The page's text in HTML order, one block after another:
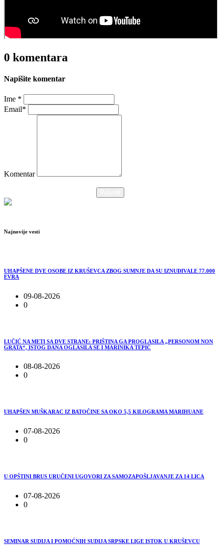
0 komentara
Napišite komentar
Ime *
Email*
Komentar
Najnovije vesti
UHAPŠENE DVE OSOBE IZ KRUŠEVCA ZBOG SUMNJE DA SU IZNUĐIVALE 77.000
EVRA
09-08-2026
0
LUČIĆ NA METI SA DVE STRANE: PRIŠTINA GA PROGLASILA „PERSONOM NON
GRATA“, ISTOG DANA OGLASILA SE I MARINIKA TEPIĆ
08-08-2026
0
UHAPŠEN MUŠKARAC IZ BATOČINE SA OKO 5,5 KILOGRAMA MARIHUANE
07-08-2026
0
U OPŠTINI BRUS URUČENI UGOVORI ZA SAMOZAPOŠLJAVANJE ZA 14 LICA
07-08-2026
0
SEMINAR SUDIJA I POMOĆNIH SUDIJA SRPSKE LIGE ISTOK U KRUŠEVCU